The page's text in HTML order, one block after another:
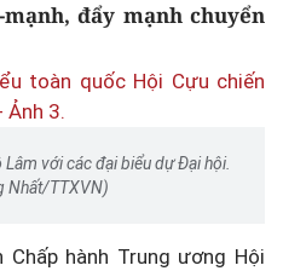
đẩy mạnh chuyển
với các đại biểu dự Đại hội.
Nhất/TTXVN)
hành Trung ương Hội